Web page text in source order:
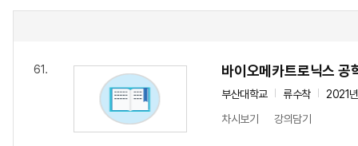
61. 바이오메카트로닉스 공
부산대학교 류수착
2021
차시보기
강의담기